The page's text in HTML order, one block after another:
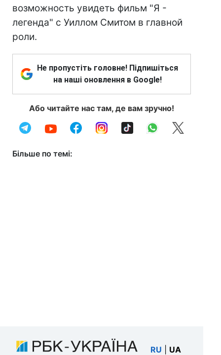
возможность увидеть фильм "Я -
легенда" с Уиллом Смитом в главной
роли.
Не пропустіть головне! Підпишіться
на наші оновлення в Google!
Або читайте нас там, де вам зручно!
Більше по темі:
RU UA